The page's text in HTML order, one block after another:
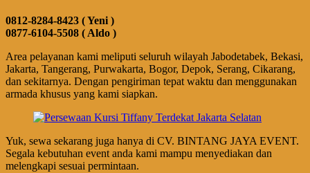
0812-8284-8423 ( Yeni )
0877-6104-5508 ( Aldo )
Area pelayanan kami meliputi seluruh wilayah Jabodetabek, Bekasi,
Jakarta, Tangerang, Purwakarta, Bogor, Depok, Serang, Cikarang,
dan sekitarnya. Dengan pengiriman tepat waktu dan menggunakan
armada khusus yang kami siapkan.
Yuk, sewa sekarang juga hanya di CV. BINTANG JAYA EVENT.
Segala kebutuhan event anda kami mampu menyediakan dan
melengkapi sesuai permintaan.